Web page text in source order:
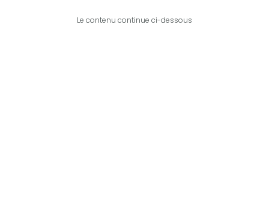
Le contenu continue ci-dessous